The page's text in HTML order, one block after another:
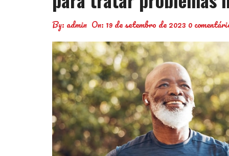
By: admin On: 19 de setembro de 2023 0